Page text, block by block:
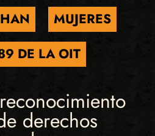
MUJERES
DE LA OIT
derechos